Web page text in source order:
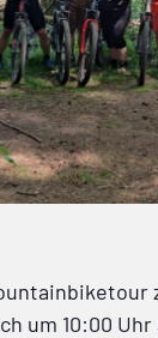
um 10:00